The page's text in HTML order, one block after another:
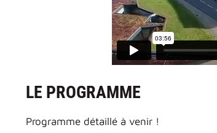
LE PROGRAMME
Programme détaillé à venir !